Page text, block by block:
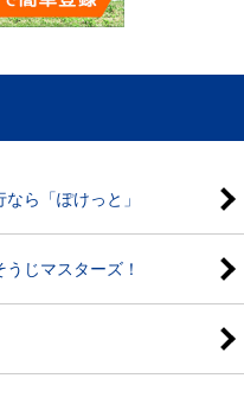
ら「ぽけっと」
じマスターズ！